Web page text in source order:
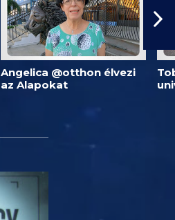
Angelica @otthon élvezi
az Alapokat